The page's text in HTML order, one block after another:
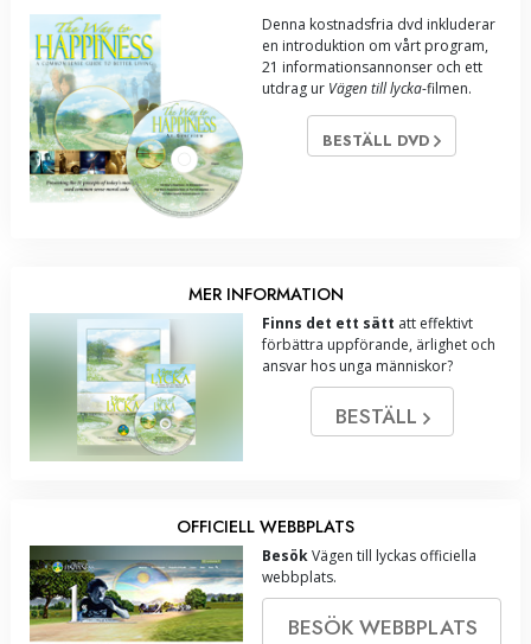
Denna kostnadsfria dvd inkluderar
en introduktion om vårt program,
21 informationsannonser och ett
utdrag ur Vägen till lycka-filmen.
BESTÄLL DVD
MER INFORMATION
Finns det ett sätt att effektivt
förbättra uppförande, ärlighet och
ansvar hos unga människor?
BESTÄLL
OFFICIELL WEBBPLATS
BesökVägen till lyckas officiella
webbplats.
BESÖK WEBBPLATS